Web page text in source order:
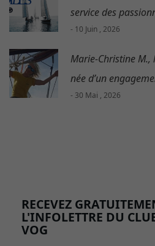
service des
- 10 Juin , 2026
Marie-Christine
née d’un
- 30 Mai , 2026
RECEVEZ
L'INFOLETTRE DU
VOG